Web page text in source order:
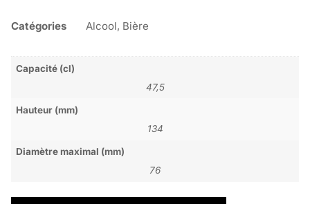
Catégories Alcool, Bière
Capacité (cl)
47,5
Hauteur (mm)
134
Diamètre maximal (mm)
76